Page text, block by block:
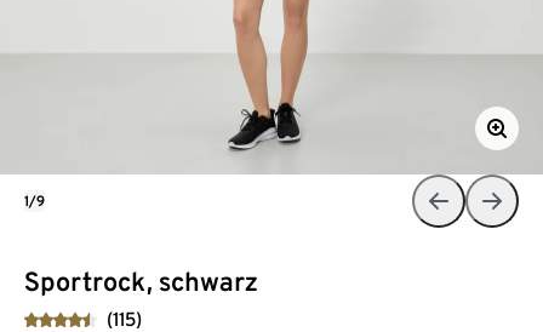
Sportrock, schwarz
(115)
1/9